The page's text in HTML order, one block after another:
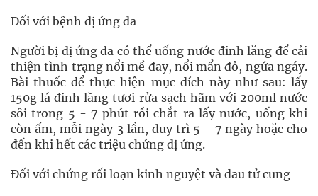
Đối với bệnh dị ứng da
Người bị dị ứng da có thể uống nước đinh lăng để cải
thiện tình trạng nổi mề đay, nổi mẩn đỏ, ngứa ngáy.
Bài thuốc để thực hiện mục đích này như sau: lấy
150g lá đinh lăng tươi rửa sạch hãm với 200ml nước
sôi trong 5 - 7 phút rồi chắt ra lấy nước, uống khi
còn ấm, mỗi ngày 3 lần, duy trì 5 - 7 ngày hoặc cho
đến khi hết các triệu chứng dị ứng.
Đối với chứng rối loạn kinh nguyệt và đau tử cung